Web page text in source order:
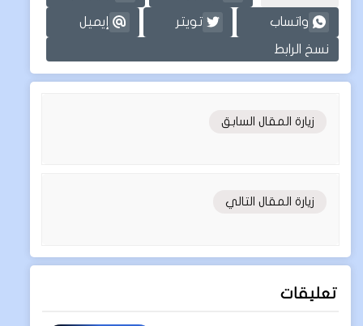
واتساب تويتر إيميل
نسخ الرابط
زيارة المقال السابق
زيارة المقال التالي
تعليقات